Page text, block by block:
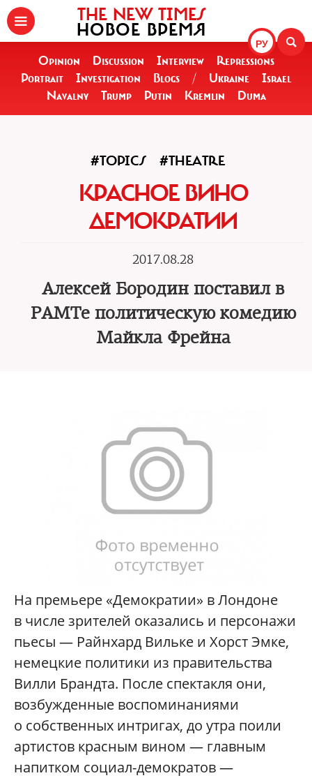
РУ
THE NEW TIMES
НОВОЕ ВРЕМЯ
Opinion Discussion Interview
Repressions
Portrait
Investigation Blogs / Ukraine
Israel
Navalny
Trump Putin Kremlin Duma
#TOPICS #THEATRE
КРАСНОЕ ВИНО
ДЕМОКРАТИИ
2017.08.28
Алексей Бородин поставил в
РАМТе политическую комедию
Майкла Фрейна
На премьере «Демократии» в Лондоне
в числе зрителей оказались и персонажи
пьесы — Райнхард Вильке и Хорст Эмке,
немецкие политики из правительства
Вилли Брандта. После спектакля они,
возбужденные воспоминаниями
о собственных интригах, до утра поили
артистов красным вином — главным
напитком социал-демократов —